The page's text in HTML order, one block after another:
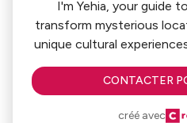
I'm Yehia, your guide
transform mysterious
unique cultural
CONTACTER
créé avec